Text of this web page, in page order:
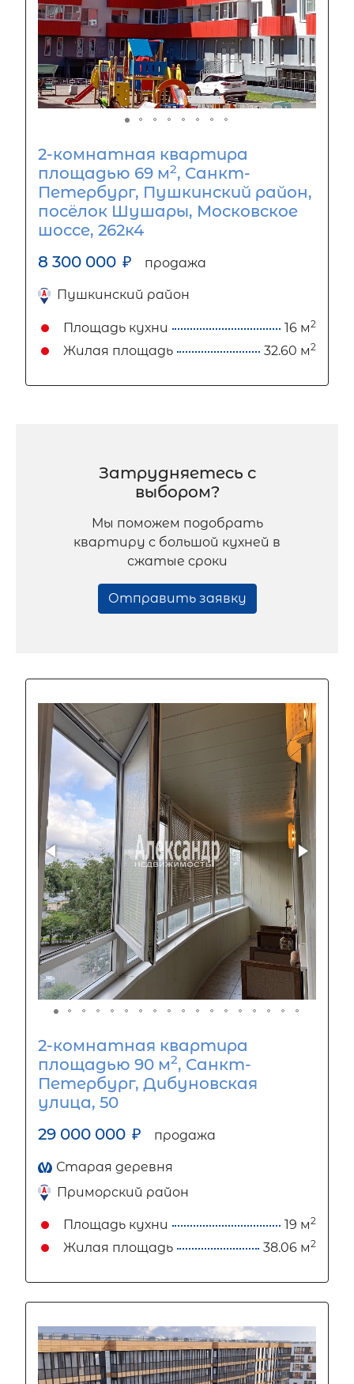
2-комнатная квартира
площадью 69 м2, Санкт-
Петербург, Пушкинский район,
посёлок Шушары, Московское
шоссе, 262к4
8 300 000 ₽ продажа
Пушкинский район
Площадь кухни 16 м2
Жилая площадь 32.60 м2
Затрудняетесь с
выбором?
Мы поможем подобрать
квартиру с большой кухней в
сжатые сроки
Отправить заявку
2-комнатная квартира
площадью 90 м2, Санкт-
Петербург, Дибуновская
улица, 50
29 000 000 ₽ продажа
Старая деревня
Приморский район
Площадь кухни 19 м2
Жилая площадь 38.06 м2